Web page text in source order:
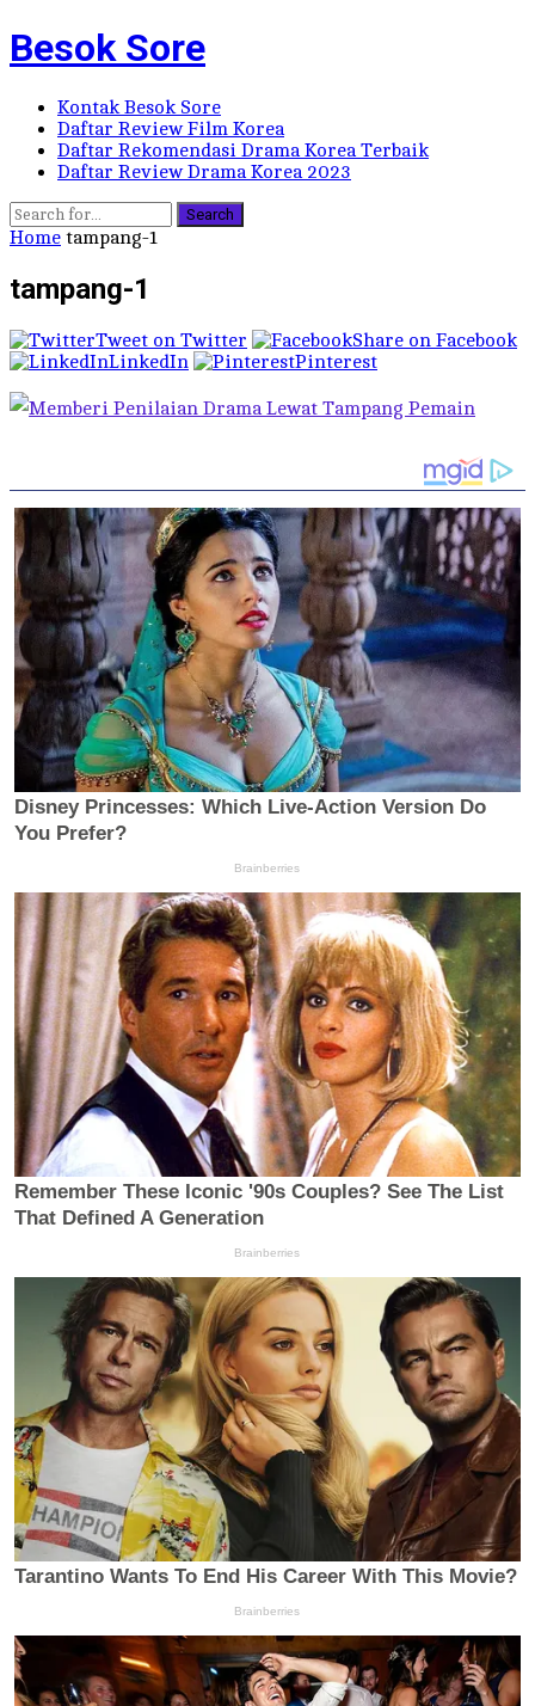
Besok Sore
Kontak Besok Sore
Daftar Review Film Korea
Daftar Rekomendasi Drama Korea Terbaik
Daftar Review Drama Korea 2023
Search
Home tampang-1
tampang-1
Tweet on Twitter
Share on Facebook
LinkedIn
Pinterest